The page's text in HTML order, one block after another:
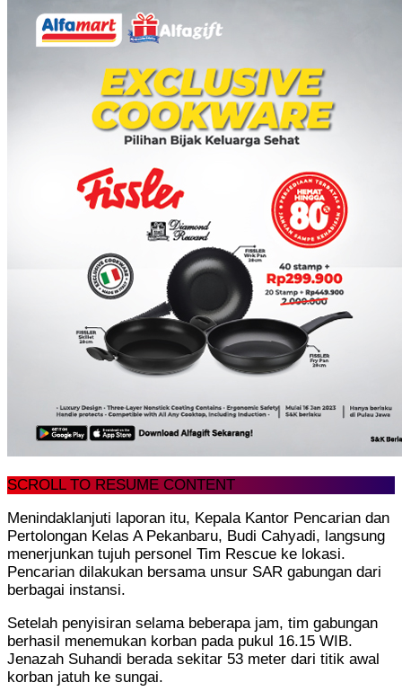
SCROLL TO RESUME CONTENT
Menindaklanjuti laporan itu, Kepala Kantor Pencarian dan
Pertolongan Kelas A Pekanbaru, Budi Cahyadi, langsung
menerjunkan tujuh personel Tim Rescue ke lokasi.
Pencarian dilakukan bersama unsur SAR gabungan dari
berbagai instansi.
Setelah penyisiran selama beberapa jam, tim gabungan
berhasil menemukan korban pada pukul 16.15 WIB.
Jenazah Suhandi berada sekitar 53 meter dari titik awal
korban jatuh ke sungai.